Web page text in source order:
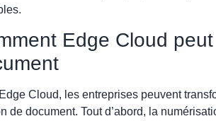
Edge Cloud
Cloud, les entreprises peuvent
de document. Tout d’abord, la